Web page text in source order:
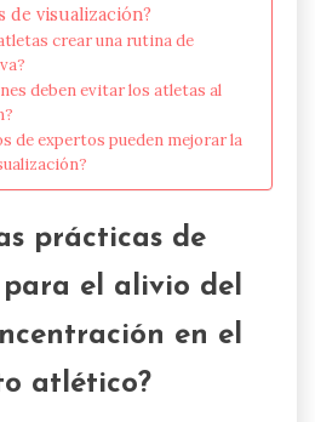
de visualización?
crear una rutina de
deben evitar los atletas al
de expertos pueden mejorar la
prácticas de
el alivio del
en el
atlético?